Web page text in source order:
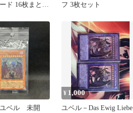
ド 16枚まとめ
フ 3枚セット
ベル 未開
¥ 1,000
ユベル－Das Ewig Liebe